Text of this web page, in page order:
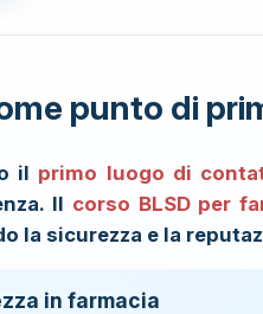
punto di
il primo luogo di
Il corso BLSD per
la sicurezza e la
in farmacia